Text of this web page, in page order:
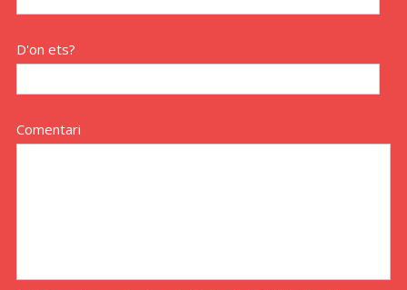
D'on ets?
Comentari